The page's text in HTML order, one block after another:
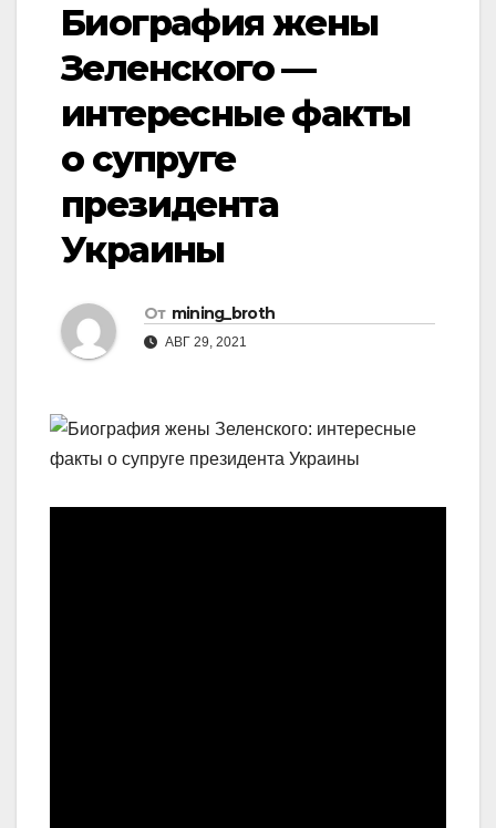
Биография жены
Зеленского —
интересные факты
о супруге
президента
Украины
От mining_broth
АВГ 29, 2021